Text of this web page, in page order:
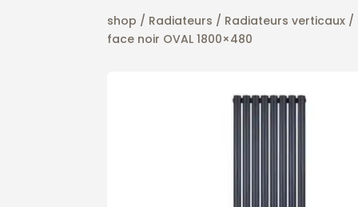
shop / Radiateurs / Radiateurs verticaux /
face noir OVAL 1800×480